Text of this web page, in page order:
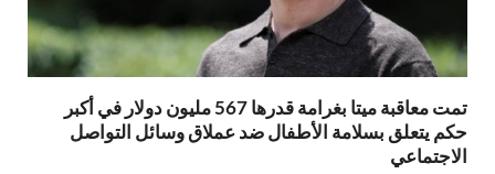
تمت معاقبة ميتا بغرامة قدرها 567 مليون دولار في أكبر
حكم يتعلق بسلامة الأطفال ضد عملاق وسائل التواصل
الاجتماعي